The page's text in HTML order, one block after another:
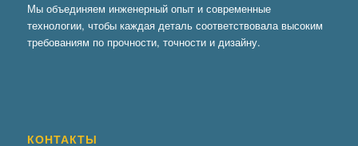
Мы объединяем инженерный опыт и современные
технологии, чтобы каждая деталь соответствовала высоким
требованиям по прочности, точности и дизайну.
КОНТАКТЫ